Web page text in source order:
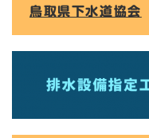
鳥取県下水道協会